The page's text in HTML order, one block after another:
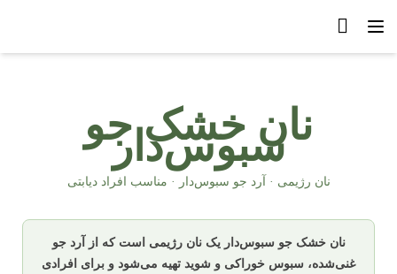
نان خشک جو
سبوس‌دار
نان رژیمی · آرد جو سبوس‌دار · مناسب افراد دیابتی
نان خشک جو سبوس‌دار یک نان رژیمی است که از آرد جو
غنی‌شده، سبوس خوراکی و شوید تهیه می‌شود و برای افرادی